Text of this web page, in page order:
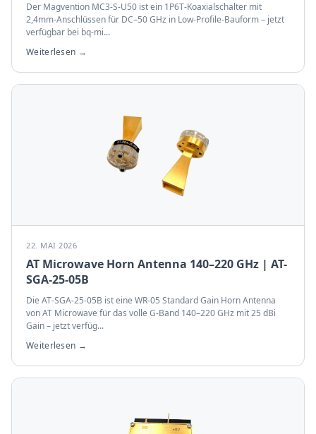
Der Magvention MC3-S-U50 ist ein 1P6T-Koaxialschalter mit
2,4mm-Anschlüssen für DC–50 GHz in Low-Profile-Bauform – jetzt
verfügbar bei bq-mi...
Weiterlesen →
22. MAI 2026
AT Microwave Horn Antenna 140–220 GHz | AT-
SGA-25-05B
Die AT-SGA-25-05B ist eine WR-05 Standard Gain Horn Antenna
von AT Microwave für das volle G-Band 140–220 GHz mit 25 dBi
Gain – jetzt verfüg...
Weiterlesen →